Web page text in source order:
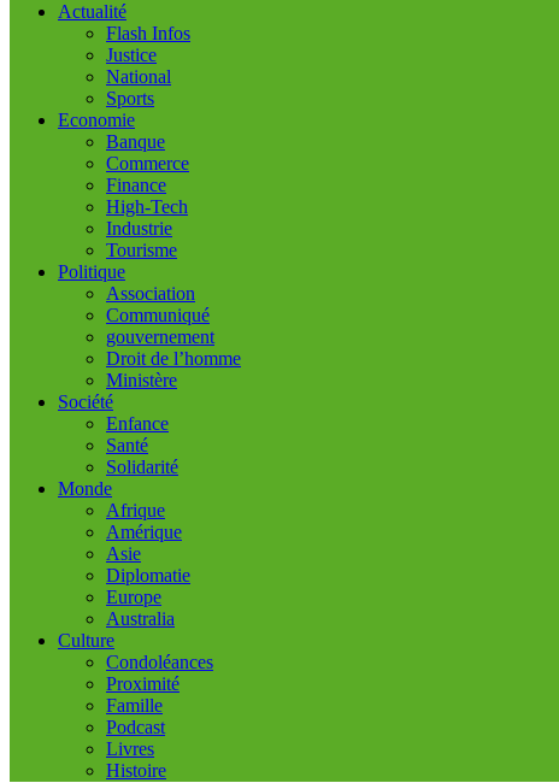
Actualité
Flash Infos
Justice
National
Sports
Economie
Banque
Commerce
Finance
High-Tech
Industrie
Tourisme
Politique
Association
Communiqué
gouvernement
Droit de l’homme
Ministère
Société
Enfance
Santé
Solidarité
Monde
Afrique
Amérique
Asie
Diplomatie
Europe
Australia
Culture
Condoléances
Proximité
Famille
Podcast
Livres
Histoire